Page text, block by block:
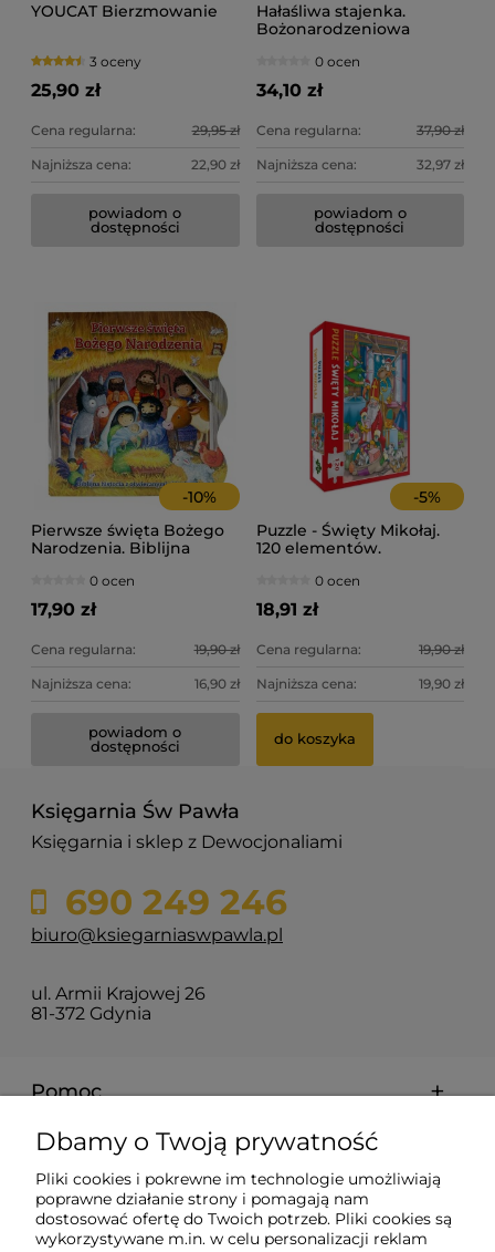
YOUCAT Bierzmowanie
3 oceny
25,90 zł
Cena regularna: 29,95 zł
Najniższa cena: 22,90 zł
powiadom o
dostępności
Hałaśliwa stajenka.
Bożonarodzeniowa
0 ocen
34,10 zł
Cena regularna: 37,90 zł
Najniższa cena: 32,97 zł
powiadom o
dostępności
-10%
Pierwsze święta Bożego
Narodzenia. Biblijna
okienkami.
0 ocen
17,90 zł
Cena regularna: 19,90 zł
Najniższa cena: 16,90 zł
powiadom o
dostępności
-5%
Puzzle - Święty Mikołaj.
120 elementów.
0 ocen
18,91 zł
Cena regularna: 19,90 zł
Najniższa cena: 19,90 zł
do koszyka
Księgarnia Św Pawła
Księgarnia i sklep z Dewocjonaliami
690 249 246
biuro@ksiegarniaswpawla.pl
ul. Armii Krajowej 26
81-372 Gdynia
Pomoc
Dostawa i koszty
Moje konto
Dbamy o Twoją prywatność
Pliki cookies i pokrewne im technologie umożliwiają
poprawne działanie strony i pomagają nam
dostosować ofertę do Twoich potrzeb. Pliki cookies są
wykorzystywane m.in. w celu personalizacji reklam